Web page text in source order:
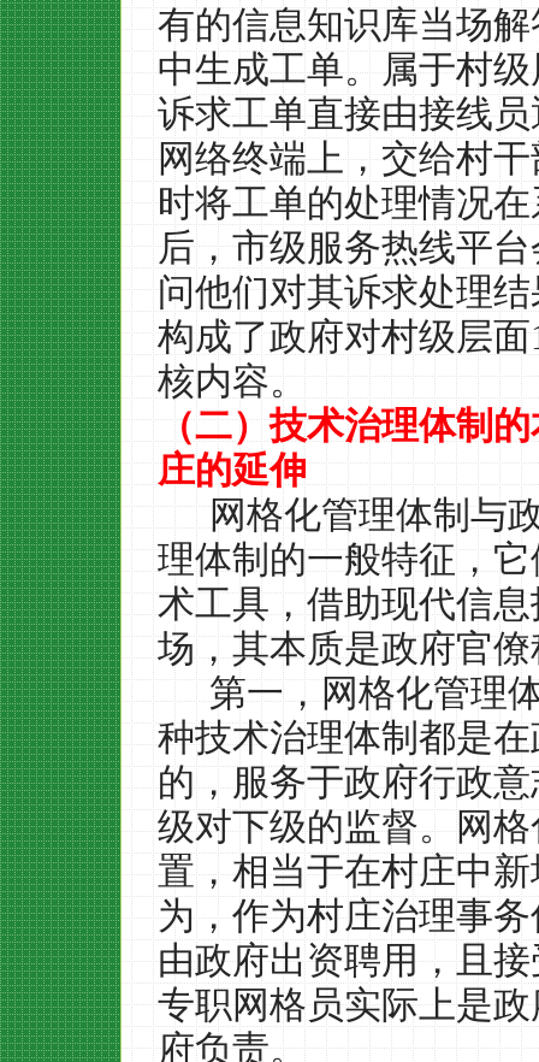
有的信息知识库当场
中生成工单。属于村
诉求工单直接由接线
网络终端上，交给村
时将工单的处理情况
后，市级服务热线平
问他们对其诉求处理
构成了政府对村级层面
核内容。
（二）技术治理体制
庄的延伸
网格化管理体制与
理体制的一般特征，
术工具，借助现代信
场，其本质是政府官
第一，网格化管理
种技术治理体制都是
的，服务于政府行政
级对下级的监督。网
置，相当于在村庄中
为，作为村庄治理事
由政府出资聘用，且
专职网格员实际上是
府负责。